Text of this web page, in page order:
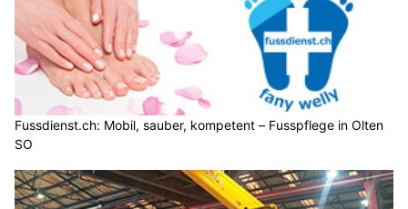
Fussdienst.ch: Mobil, sauber, kompetent – Fusspflege in Olten
SO